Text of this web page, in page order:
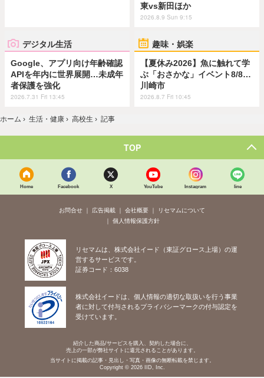
東vs新田ほか
2026.8.9 Sun 9:15
デジタル生活
Google、アプリ向け年齢確認
APIを年内に世界展開…未成年
者保護を強化
2026.7.31 Fri 13:45
趣味・娯楽
【夏休み2026】魚に触れて学
ぶ「おさかな」イベント8/8…
川崎市
2026.8.7 Fri 10:45
ホーム › 生活・健康 › 高校生 › 記事
TOP
Home Facebook X YouTube Instagram line
お問合せ 広告掲載 会社概要
リセマムについて
個人情報保護方針
リセマムは、株式会社イード（東証グロース上場）の運
営するサービスです。
証券コード：6038
株式会社イードは、個人情報の適切な取扱いを行う事業
者に対して付与されるプライバシーマークの付与認定を
受けています。
紹介した商品/サービスを購入、契約した場合に、
売上の一部が弊社サイトに還元されることがあります。
当サイトに掲載の記事・見出し・写真・画像の無断転載を禁じます。
Copyright © 2026 IID, Inc.